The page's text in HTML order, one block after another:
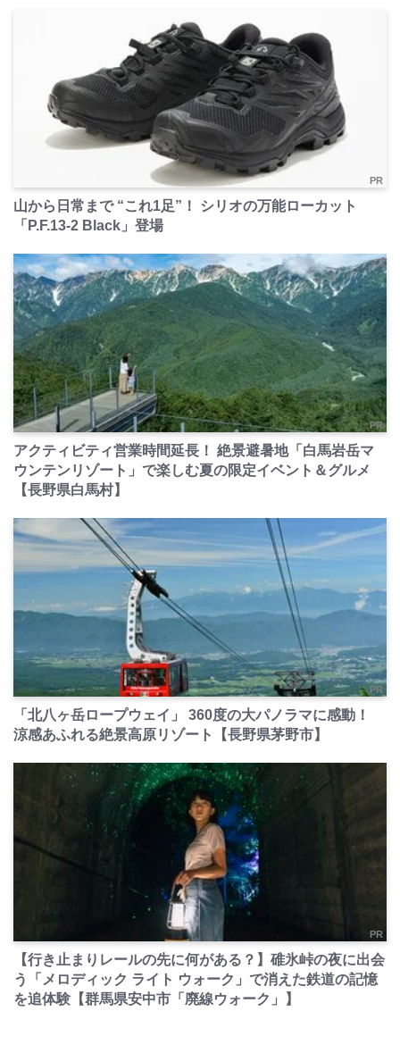
PR
山から日常まで “これ1足”！ シリオの万能ローカット
「P.F.13-2 Black」登場
PR
アクティビティ営業時間延長！ 絶景避暑地「白馬岩岳マ
ウンテンリゾート」で楽しむ夏の限定イベント＆グルメ
【長野県白馬村】
PR
「北八ヶ岳ロープウェイ」 360度の大パノラマに感動！
涼感あふれる絶景高原リゾート【長野県茅野市】
PR
【行き止まりレールの先に何がある？】碓氷峠の夜に出会
う「メロディック ライト ウォーク」で消えた鉄道の記憶
を追体験【群馬県安中市「廃線ウォーク」】